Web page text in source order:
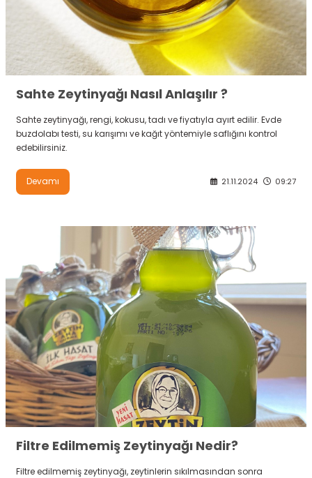
Sahte Zeytinyağı Nasıl Anlaşılır ?
Sahte zeytinyağı, rengi, kokusu, tadı ve fiyatıyla ayırt edilir. Evde
buzdolabı testi, su karışımı ve kağıt yöntemiyle saflığını kontrol
edebilirsiniz.
Devamı 21.11.2024 09:27
Filtre Edilmemiş Zeytinyağı Nedir?
Filtre edilmemiş zeytinyağı, zeytinlerin sıkılmasından sonra